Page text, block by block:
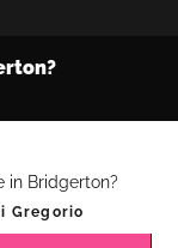
in Bridgerton?
Gregorio